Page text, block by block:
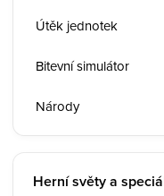
Útěk jednotek
Bitevní simulátor
Národy
Herní světy a